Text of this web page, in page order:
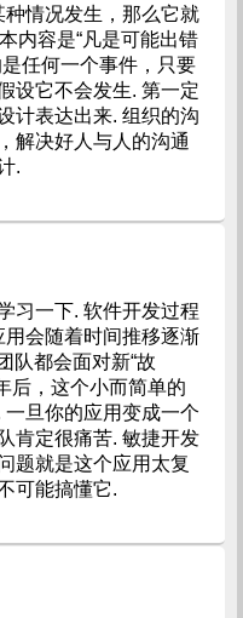
情况发生，那么它就
内容是“凡是可能出错
任何一个事件，只要
设它不会发生. 第一定
计表达出来. 组织的沟
解决好人与人的沟通
.
习一下. 软件开发过程
会随着时间推移逐渐
队都会面对新“故
后，这个小而简单的
旦你的应用变成一个
肯定很痛苦. 敏捷开发
题就是这个应用太复
可能搞懂它.